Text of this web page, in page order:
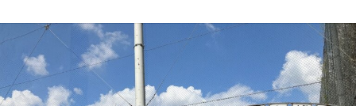
de